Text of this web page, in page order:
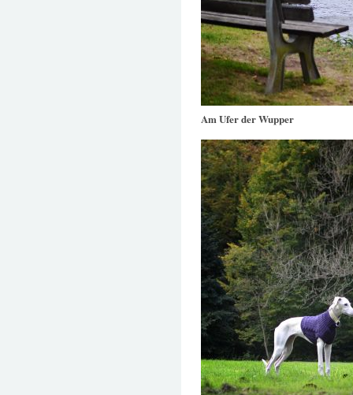
Am Ufer der Wupper